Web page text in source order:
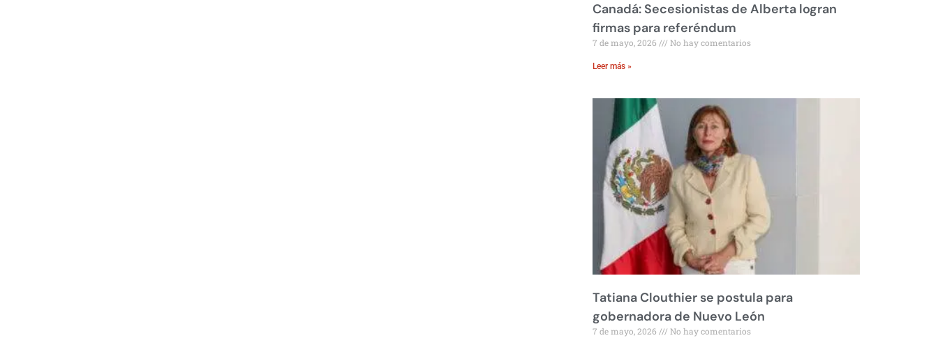
Canadá: Secesionistas de Alberta logran
firmas para referéndum
7 de mayo, 2026 No hay comentarios
Leer más »
Tatiana Clouthier se postula para
gobernadora de Nuevo León
7 de mayo, 2026 No hay comentarios